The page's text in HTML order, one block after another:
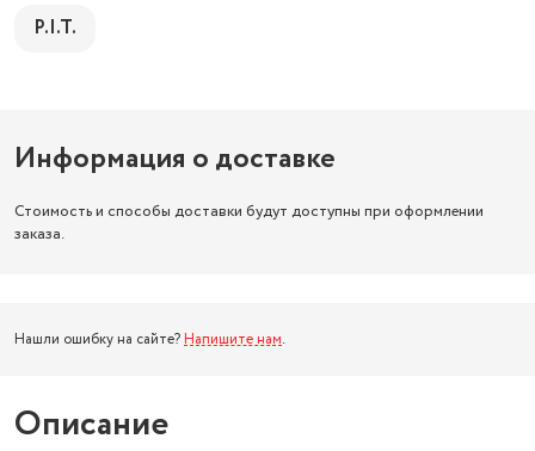
P.I.T.
Информация о доставке
Стоимость и способы доставки будут доступны при оформлении
заказа.
Нашли ошибку на сайте? Напишите нам.
Описание